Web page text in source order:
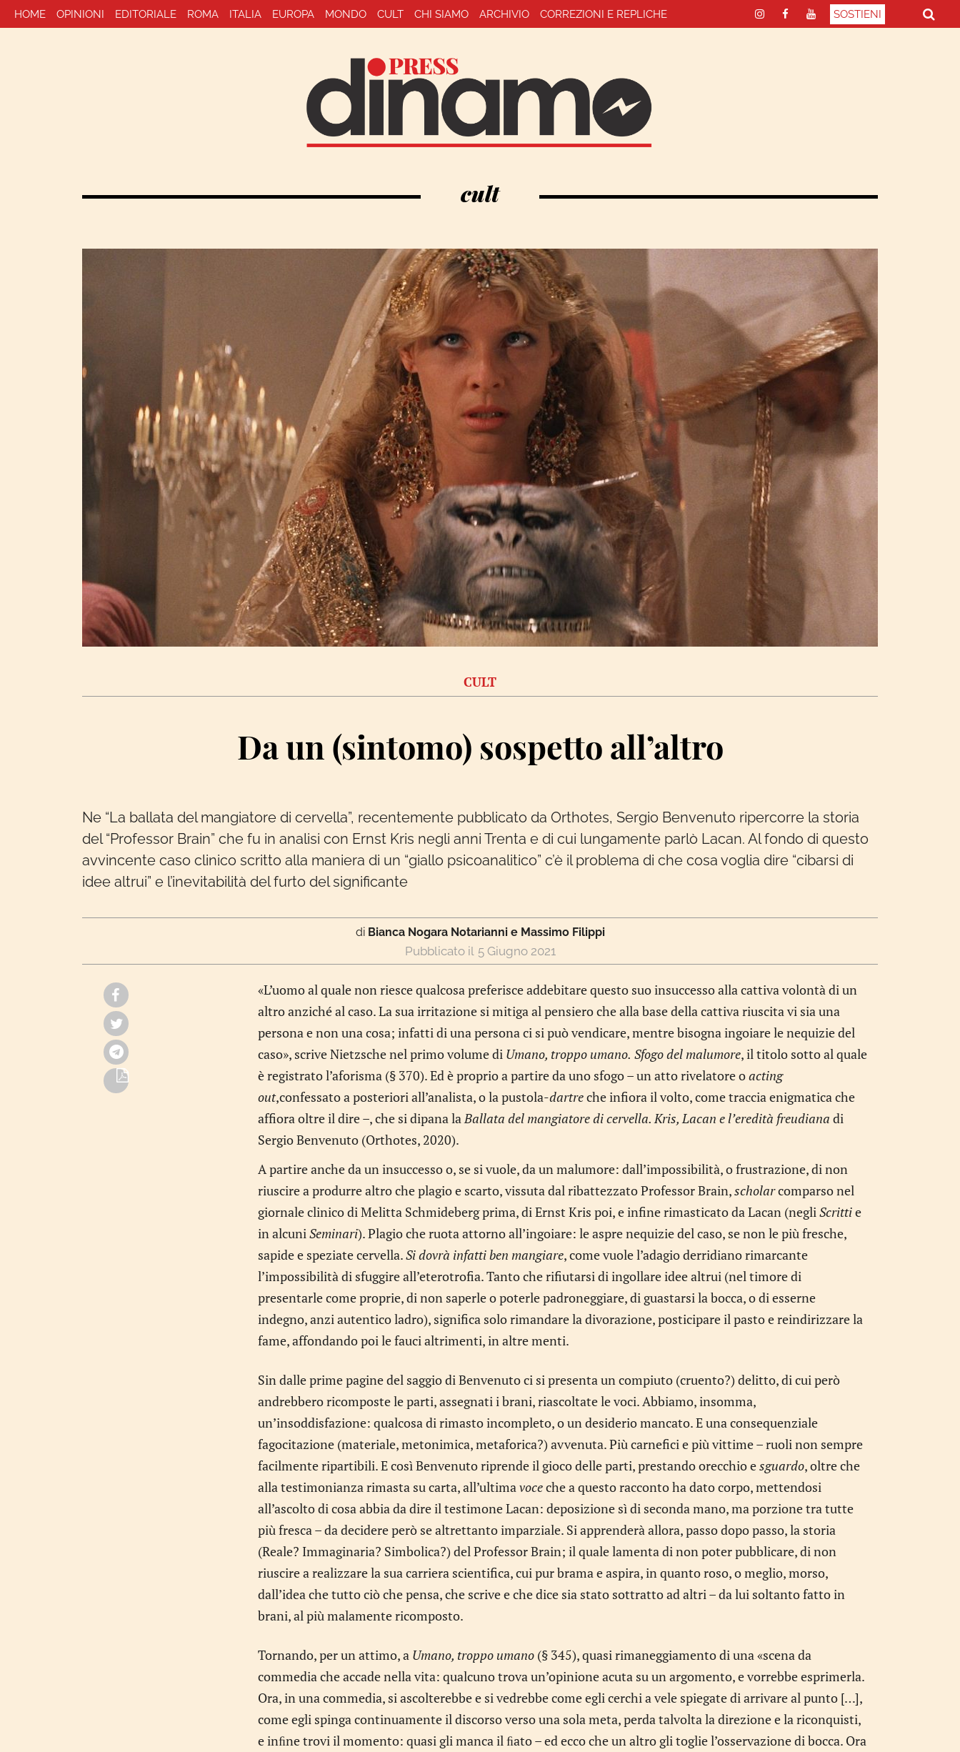
HOME OPINIONI EDITORIALE ROMA ITALIA EUROPA MONDO CULT CHI SIAMO ARCHIVIO CORREZIONI E REPLICHE SOSTIENI
cult
CULT
Da un (sintomo) sospetto all’altro
Ne “La ballata del mangiatore di cervella”, recentemente pubblicato da Orthotes, Sergio Benvenuto ripercorre la storia
del “Professor Brain” che fu in analisi con Ernst Kris negli anni Trenta e di cui lungamente parlò Lacan. Al fondo di questo
avvincente caso clinico scritto alla maniera di un “giallo psicoanalitico” c’è il problema di che cosa voglia dire “cibarsi di
idee altrui” e l’inevitabilità del furto del significante
di Bianca Nogara Notarianni e Massimo Filippi
5 Giugno 2021
«L’uomo al quale non riesce qualcosa preferisce addebitare questo suo insuccesso alla cattiva volontà di un
altro anziché al caso. La sua irritazione si mitiga al pensiero che alla base della cattiva riuscita vi sia una
persona e non una cosa; infatti di una persona ci si può vendicare, mentre bisogna ingoiare le nequizie del
caso», scrive Nietzsche nel primo volume di Umano, troppo umano. Sfogo del malumore, il titolo sotto al quale
è registrato l’aforisma (§ 370). Ed è proprio a partire da uno sfogo – un atto rivelatore oacting
out,confessato a posteriori all’analista, o la pustola-dartreche infiora il volto, come traccia enigmatica che
affiora oltre il dire –, che si dipana laBallata del mangiatore di cervella. Kris, Lacan e l’eredità freudiana di
Sergio Benvenuto (Orthotes, 2020).
A partire anche da un insuccesso o, se si vuole, da un malumore: dall’impossibilità, o frustrazione, di non
riuscire a produrre altro che plagio e scarto, vissuta dal ribattezzato Professor Brain,scholarcomparso nel
giornale clinico di Melitta Schmideberg prima, di Ernst Kris poi, e infine rimasticato da Lacan (negliScrittie
in alcuniSeminari). Plagio che ruota attorno all’ingoiare: le aspre nequizie del caso, se non le più fresche,
sapide e speziate cervella.Si dovrà infatti ben mangiare, come vuole l’adagio derridiano rimarcante
l’impossibilità di sfuggire all’eterotrofia. Tanto che rifiutarsi di ingollare idee altrui (nel timore di
presentarle come proprie, di non saperle o poterle padroneggiare, di guastarsi la bocca, o di esserne
indegno, anzi autentico ladro), significa solo rimandare la divorazione, posticipare il pasto e reindirizzare la
fame, affondando poi le fauci altrimenti, in altre menti.
Sin dalle prime pagine del saggio di Benvenuto ci si presenta un compiuto (cruento?) delitto, di cui però
andrebbero ricomposte le parti, assegnati i brani, riascoltate le voci. Abbiamo, insomma,
un’insoddisfazione: qualcosa di rimasto incompleto, o un desiderio mancato. E una consequenziale
fagocitazione (materiale, metonimica, metaforica?) avvenuta. Più carnefici e più vittime – ruoli non sempre
facilmente ripartibili. E così Benvenuto riprende il gioco delle parti, prestando orecchio esguardo, oltre che
alla testimonianza rimasta su carta, all’ultimavoceche a questo racconto ha dato corpo, mettendosi
all’ascolto di cosa abbia da dire il testimone Lacan: deposizione sì di seconda mano, ma porzione tra tutte
più fresca – da decidere però se altrettanto imparziale. Si apprenderà allora, passo dopo passo, la storia
(Reale? Immaginaria? Simbolica?) del Professor Brain; il quale lamenta di non poter pubblicare, di non
riuscire a realizzare la sua carriera scientifica, cui pur brama e aspira, in quanto roso, o meglio, morso,
dall’idea che tutto ciò che pensa, che scrive e che dice sia stato sottratto ad altri – da lui soltanto fatto in
brani, al più malamente ricomposto.
Tornando, per un attimo, a Umano, troppo umano (§ 345), quasi rimaneggiamento di una «scena da
commedia che accade nella vita: qualcuno trova un’opinione acuta su un argomento, e vorrebbe esprimerla.
Ora, in una commedia, si ascolterebbe e si vedrebbe come egli cerchi a vele spiegate di arrivare al punto […],
come egli spinga continuamente il discorso verso una sola meta, perda talvolta la direzione e la riconquisti,
e inﬁne trovi il momento: quasi gli manca il ﬁato – ed ecco che un altro gli toglie l’osservazione di bocca. Ora